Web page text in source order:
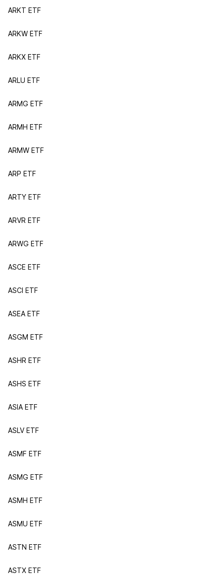
ARKT ETF
ARKW ETF
ARKX ETF
ARLU ETF
ARMG ETF
ARMH ETF
ARMW ETF
ARP ETF
ARTY ETF
ARVR ETF
ARWG ETF
ASCE ETF
ASCI ETF
ASEA ETF
ASGM ETF
ASHR ETF
ASHS ETF
ASIA ETF
ASLV ETF
ASMF ETF
ASMG ETF
ASMH ETF
ASMU ETF
ASTN ETF
ASTX ETF